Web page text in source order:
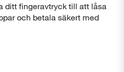
ditt fingeravtryck till att låsa
och betala säkert med